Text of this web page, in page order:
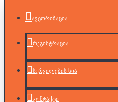
ავტორიზაცია
რეგისტრაცია
სურვილების სია
კონტაქტი